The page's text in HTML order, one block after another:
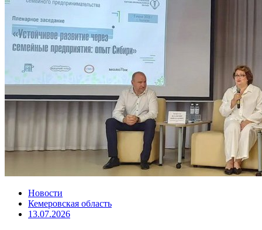
Новости
Кемеровская область
13.07.2026